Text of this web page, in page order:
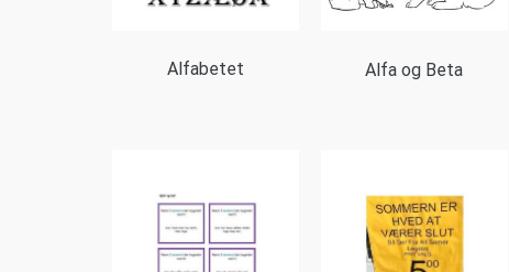
Alfabetet Alfa og Beta